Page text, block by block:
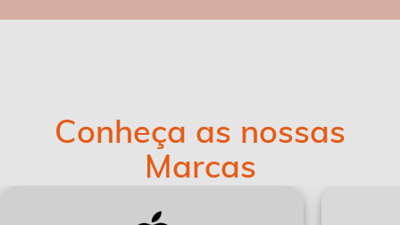
Conheça as nossas
Marcas